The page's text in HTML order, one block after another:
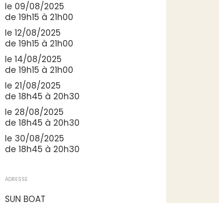
le 09/08/2025
de 19h15 à 21h00
le 12/08/2025
de 19h15 à 21h00
le 14/08/2025
de 19h15 à 21h00
le 21/08/2025
de 18h45 à 20h30
le 28/08/2025
de 18h45 à 20h30
le 30/08/2025
de 18h45 à 20h30
ADRESSE
SUN BOAT